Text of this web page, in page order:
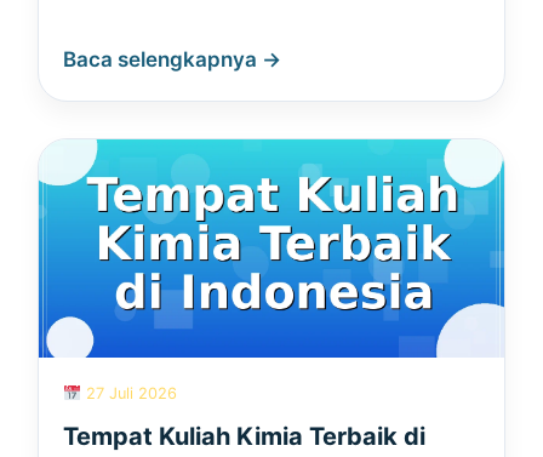
Baca selengkapnya →
27 Juli 2026
Tempat Kuliah Kimia Terbaik di